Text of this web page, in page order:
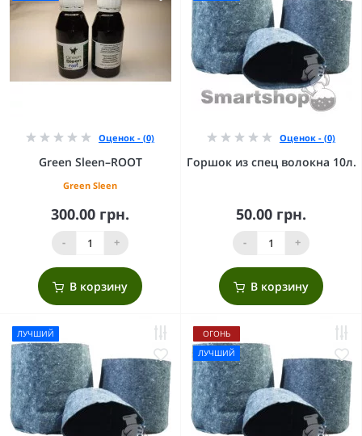
Оценок - (0)
Green Sleen–ROOT
Green Sleen
300.00 грн.
- +
В корзину
Оценок - (0)
Горшок из спец волокна 10л.
50.00 грн.
- +
В корзину
ЛУЧШИЙ
ОГОНЬ
ЛУЧШИЙ